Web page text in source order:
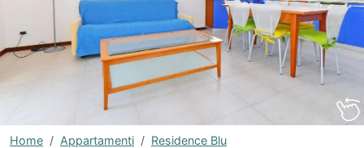
Home Appartamenti
Residence Blu